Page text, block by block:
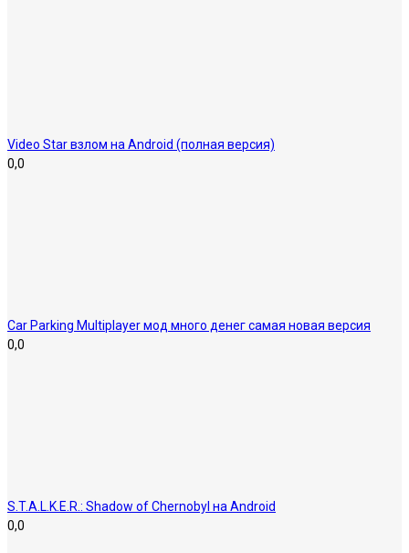
Video Star взлом на Android (полная версия)
0,0
Car Parking Multiplayer мод много денег самая новая версия
0,0
S.T.A.L.K.E.R.: Shadow of Chernobyl на Android
0,0